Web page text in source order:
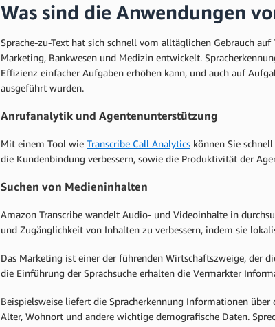
Was sind die Anwendungen
Sprache-zu-Text hat sich schnell vom alltäglichen Gebrauch
Marketing, Bankwesen und Medizin entwickelt.
Effizienz einfacher Aufgaben erhöhen kann, und auch auf
ausgeführt wurden.
Anrufanalytik und Agentenunterstützung
Mit einem Tool wie Transcribe Call Analytics können Sie
die Kundenbindung verbessern, sowie die Produktivität der
Suchen von Medieninhalten
Amazon Transcribe wandelt Audio- und Videoinhalte in
und Zugänglichkeit von Inhalten zu verbessern, indem sie
Das Marketing ist einer der führenden Wirtschaftszweige, der
die Einführung der Sprachsuche erhalten die Vermarkter
Beispielsweise liefert die Spracherkennung Informationen
Alter, Wohnort und andere wichtige demografische Daten.